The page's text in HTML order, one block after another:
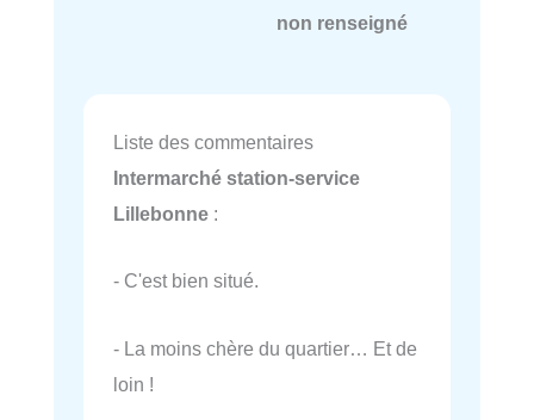
non renseigné
Liste des commentaires
Intermarché station-service
Lillebonne :
- C'est bien situé.
- La moins chère du quartier… Et de
loin !